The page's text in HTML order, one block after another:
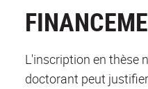
L'inscription en thèse
doctorant peut